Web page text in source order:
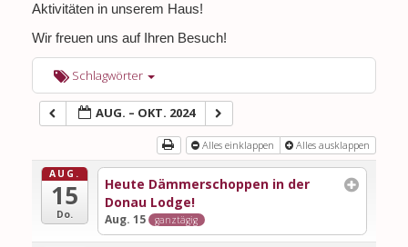
Aktivitäten in unserem Haus!
Wir freuen uns auf Ihren Besuch!
Schlagwörter
AUG. – OKT. 2024
Alles einklappen Alles ausklappen
AUG.
15
Do.
Heute Dämmerschoppen in der
Donau Lodge!
Aug. 15 ganztägig